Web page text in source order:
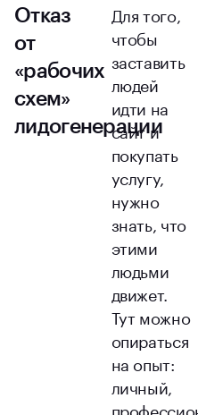
Отказ
от
«рабочих
схем»
лидогенерации
Для того,
чтобы
заставить
людей
идти на
сайт и
покупать
услугу,
нужно
знать, что
этими
людьми
движет.
Тут можно
опираться
на опыт:
личный,